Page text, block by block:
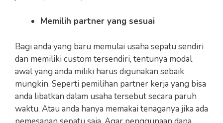
Memilih partner yang sesuai
Bagi anda yang baru memulai usaha sepatu sendiri
dan memiliki custom tersendiri, tentunya modal
awal yang anda miliki harus digunakan sebaik
mungkin. Seperti pemilihan partner kerja yang bisa
anda libatkan dalam usaha tersebut secara paruh
waktu. Atau anda hanya memakai tenaganya jika ada